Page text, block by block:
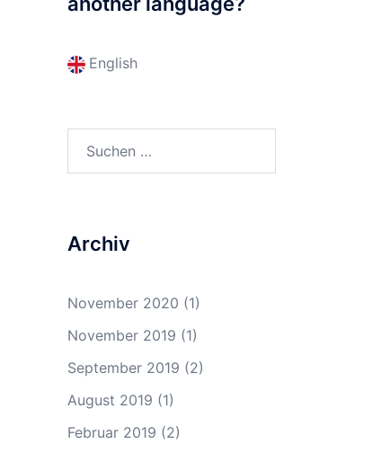
English
Archiv
November 2020 (1)
November 2019 (1)
September 2019 (2)
August 2019 (1)
Februar 2019 (2)